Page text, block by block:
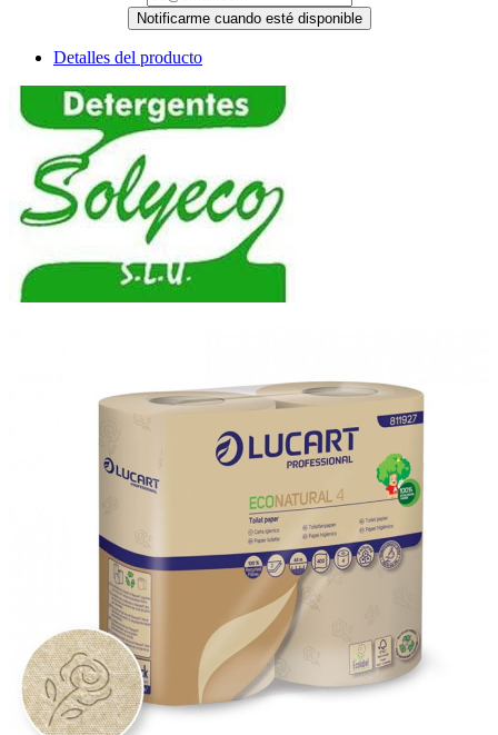
Notificarme cuando esté disponible
Detalles del producto